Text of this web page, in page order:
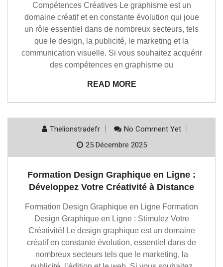
Compétences Créatives Le graphisme est un
domaine créatif et en constante évolution qui joue
un rôle essentiel dans de nombreux secteurs, tels
que le design, la publicité, le marketing et la
communication visuelle. Si vous souhaitez acquérir
des compétences en graphisme ou
READ MORE
Thelionstradefr
No Comment Yet
25 Décembre 2025
Formation Design Graphique en Ligne :
Développez Votre Créativité à Distance
Formation Design Graphique en Ligne Formation
Design Graphique en Ligne : Stimulez Votre
Créativité! Le design graphique est un domaine
créatif en constante évolution, essentiel dans de
nombreux secteurs tels que le marketing, la